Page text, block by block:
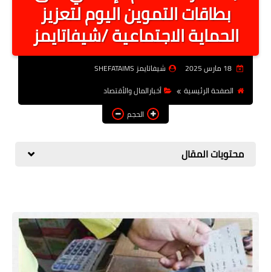
أخبار الرياصة
الطب البديل
منوعات
خدمات
عاجل
معلومه قانونيه
تكنولوجيا المعلومات
بطاقات التموين اليوم لتعزيز
الحماية الاجتماعية /شيفاتايمز
18 مارس 2025
شيفاتايمز SHEFATAIMS
الصفحة الرئيسية
أخبارالمال والأقتصاد
الحجم
محتويات المقال